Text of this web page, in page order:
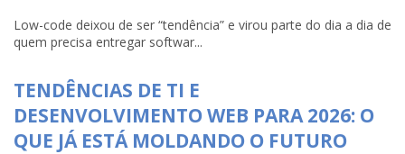
Low-code deixou de ser “tendência” e virou parte do dia a dia de
quem precisa entregar softwar...
TENDÊNCIAS DE TI E
DESENVOLVIMENTO WEB PARA 2026: O
QUE JÁ ESTÁ MOLDANDO O FUTURO